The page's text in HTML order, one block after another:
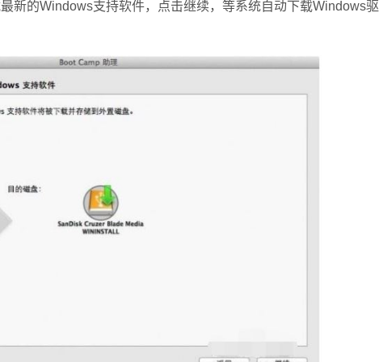
Windows支持软件，点击继续，等系统自动下载Windows